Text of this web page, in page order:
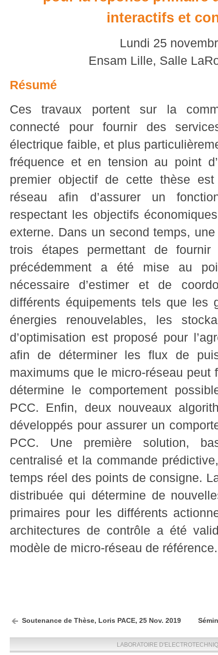
interactifs et
Lundi 25
Ensam Lille, Salle
Résumé
Ces travaux portent sur la
connecté pour fournir des
électrique faible, et plus
fréquence et en tension au point
premier objectif de cette thèse
réseau afin d’assurer un
respectant les objectifs
externe. Dans un second temps,
trois étapes permettant de fournir
précédemment a été mise au
nécessaire d’estimer et de
différents équipements tels que les
énergies renouvelables, les
d’optimisation est proposé pour
afin de déterminer les flux de
maximums que le micro-réseau peut
détermine le comportement
PCC. Enfin, deux nouveaux
développés pour assurer un
PCC. Une première solution,
centralisé et la commande
temps réel des points de consigne.
distribuée qui détermine de
primaires pour les différents
architectures de contrôle a été
modèle de micro-réseau de référence.
Soutenance de Thèse, Loris PACE, 25 Nov. 2019
LABORATOIRE